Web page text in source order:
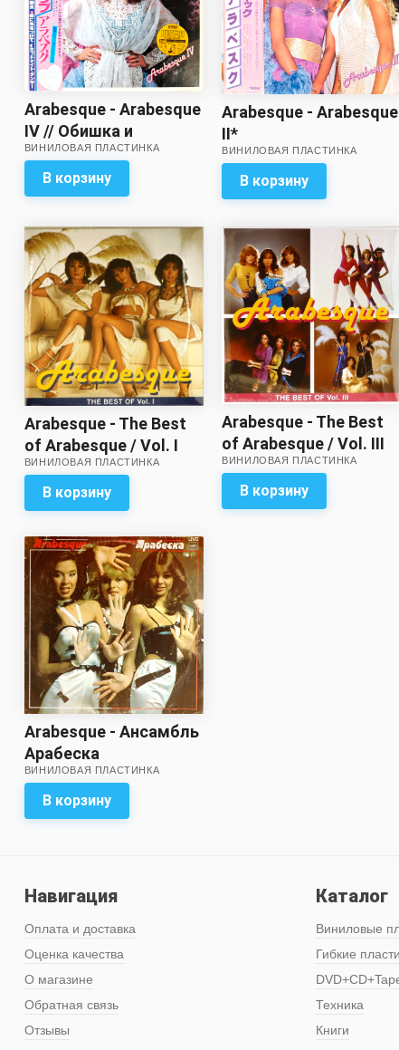
Arabesque - Arabesque
IV // Обишка и
вкладка-постер с
разворотом – в
комплекте!
ВИНИЛОВАЯ ПЛАСТИНКА
В корзину
Arabesque - Arabesque
II*
ВИНИЛОВАЯ ПЛАСТИНКА
В корзину
Arabesque - The Best
of Arabesque / Vol. I
ВИНИЛОВАЯ ПЛАСТИНКА
В корзину
Arabesque - The Best
of Arabesque / Vol. III
ВИНИЛОВАЯ ПЛАСТИНКА
В корзину
Arabesque - Ансамбль
Арабеска
ВИНИЛОВАЯ ПЛАСТИНКА
В корзину
Навигация
Оплата и доставка
Оценка качества
О магазине
Обратная связь
Отзывы
Каталог
Виниловые
Гибкие
Техника
Книги